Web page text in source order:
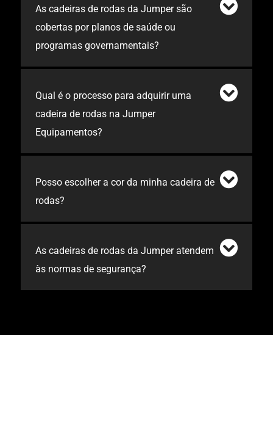
As cadeiras de rodas da Jumper são
cobertas por planos de saúde ou
programas governamentais?
Qual é o processo para adquirir uma
cadeira de rodas na Jumper
Equipamentos?
Posso escolher a cor da minha cadeira de
rodas?
As cadeiras de rodas da Jumper atendem
às normas de segurança?